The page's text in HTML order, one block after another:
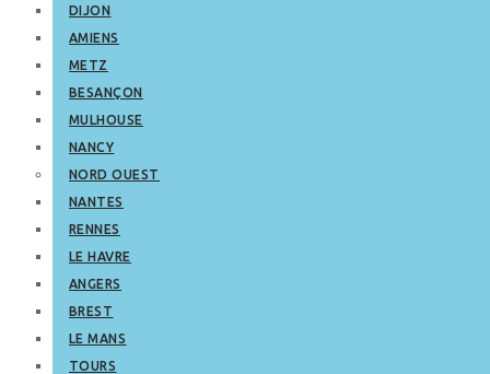
DIJON
AMIENS
METZ
BESANÇON
MULHOUSE
NANCY
NORD OUEST
NANTES
RENNES
LE HAVRE
ANGERS
BREST
LE MANS
TOURS